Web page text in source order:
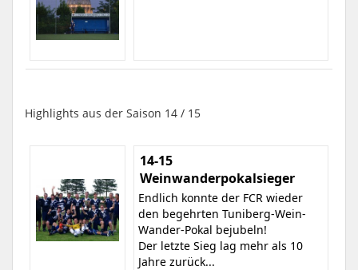
Highlights aus der Saison 14 / 15
14-15
Weinwanderpokalsieger
Endlich konnte der FCR wieder
den begehrten Tuniberg-Wein-
Wander-Pokal bejubeln!
Der letzte Sieg lag mehr als 10
Jahre zurück...